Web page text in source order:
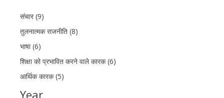
संचार (9)
तुलनात्मक राजनीति (8)
भाषा (6)
शिक्षा को प्रभावित करने वाले कारक (6)
आर्थिक कारक (5)
Year